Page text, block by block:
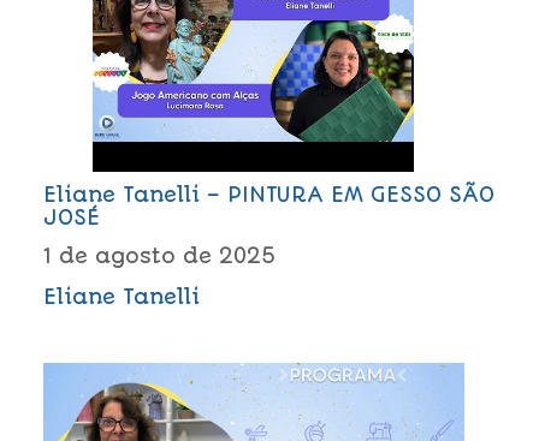
Eliane Tanelli – PINTURA EM GESSO SÃO
JOSÉ
1 de agosto de 2025
Eliane Tanelli